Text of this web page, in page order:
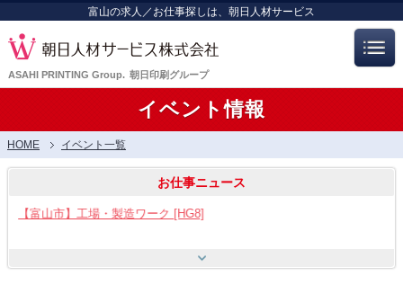
富山の求人／お仕事探しは、朝日人材サービス
ASAHI PRINTING Group. 朝日印刷グループ
イベント情報
HOME イベント一覧
お仕事ニュース
【富山市】工場・製造ワーク [HG8]
【呉羽射水エリア特集】スタッフ12名大募集!! [HB7]